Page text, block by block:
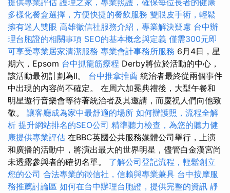
提供專業評估 護理之家，專業照護，確保每位長者的健康
多樣化餐盒選擇，方便快捷的餐飲服務 雙眼皮手術，輕鬆
擁有迷人雙眼 高雄徵信社服務介紹，專業解決疑慮 台中辦
理台胞證的相關事項 SEO的基本概念與定義 僅需300元即
可享受專業居家清潔服務 專業會計事務所服務 6月4日，星
期六，Epsom 台中抓龍筋療程 Derby將位於活動的中心，
該活動最初計劃為II。 台中推拿推薦 統治者最終從兩個事件
中出現的內容尚不確定。 在周六加冕典禮後，大型午餐和
明星遊行音樂會等待著統治者及其邀請，而慶祝人們向他致
敬。 讓客廳成為家中最舒適的場所 如何辦護照，流程全解
析 提升網站排名的SEO公司 精準聽力檢查，為您的聽力健
康提供專業評估 在BBC英國公共服務媒體公司舉行，上演
和廣播的活動中，將演出最大的世界明星，儘管白金漢宮尚
未透露參與者的確切名單。 了解公司登記流程，輕鬆創立
您的公司 合法專業的徵信社，信賴與專業兼具 台中按摩服
務推薦討論區 如何在台中辦理台胞證，提供完整的資訊 靜